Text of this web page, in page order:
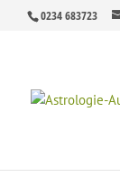
0234 683723